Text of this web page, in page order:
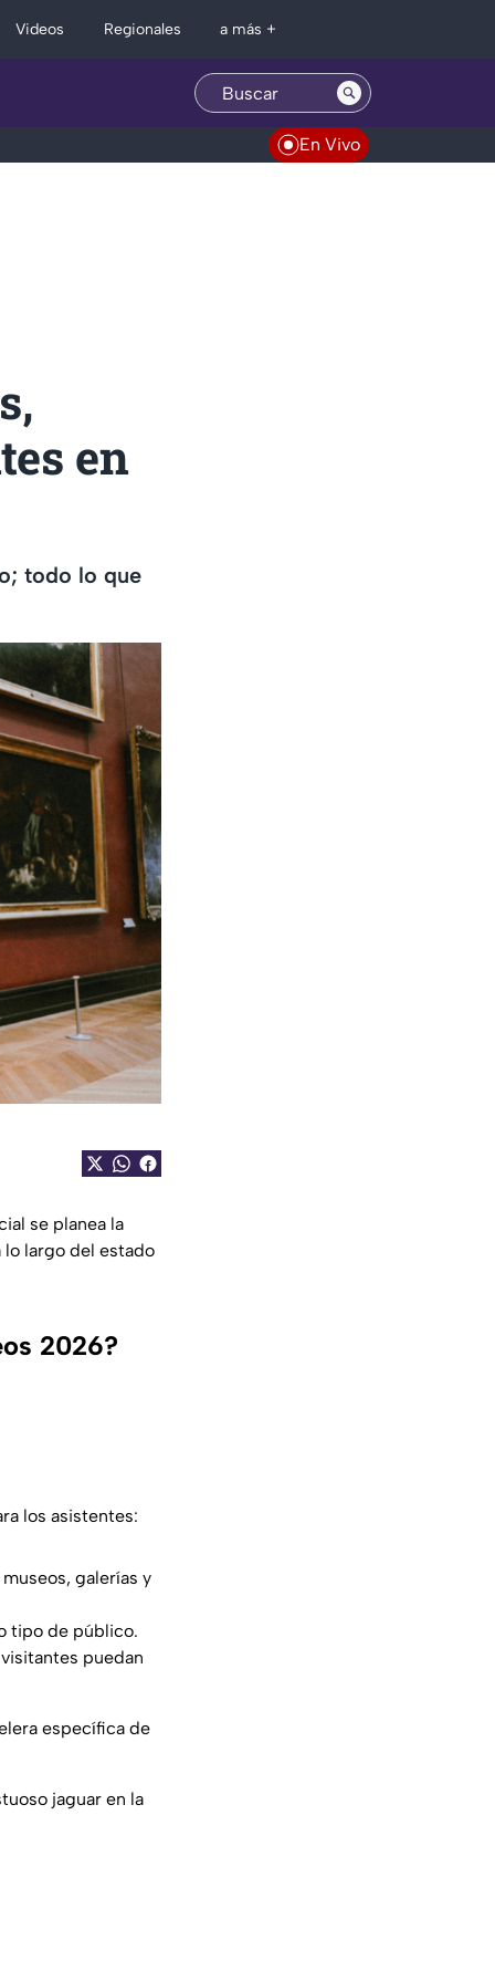
Videos Regionales a más +
En Vivo
en
todo lo que
se planea la
largo del estado
2026?
los asistentes:
galerías y
tipo de público.
puedan
específica de
jaguar en la